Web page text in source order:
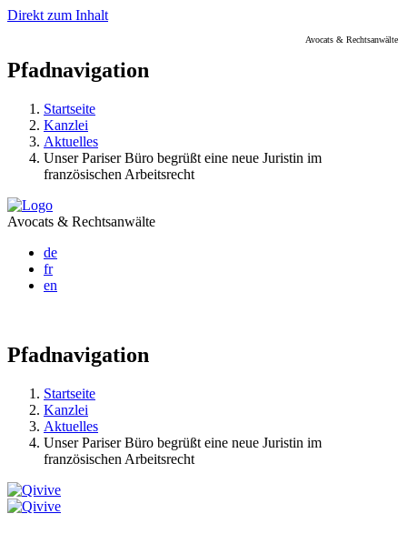
Direkt zum Inhalt
Avocats & Rechtsanwälte
Pfadnavigation
Startseite
Kanzlei
Aktuelles
Unser Pariser Büro begrüßt eine neue Juristin im
französischen Arbeitsrecht
Avocats & Rechtsanwälte
de
fr
en
Pfadnavigation
Startseite
Kanzlei
Aktuelles
Unser Pariser Büro begrüßt eine neue Juristin im
französischen Arbeitsrecht